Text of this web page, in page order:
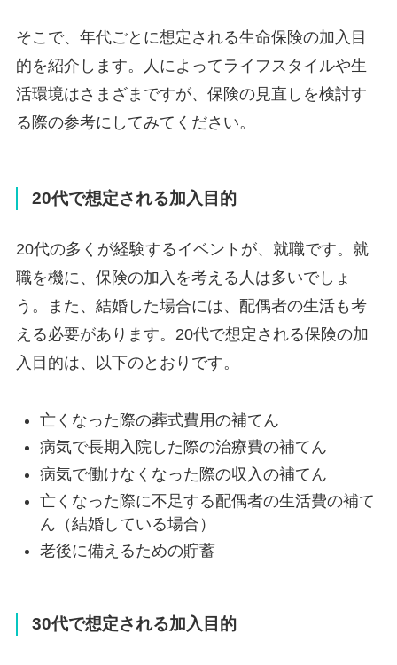
そこで、年代ごとに想定される生命保険の加入目
的を紹介します。人によってライフスタイルや生
活環境はさまざまですが、保険の見直しを検討す
る際の参考にしてみてください。
20代で想定される加入目的
20代の多くが経験するイベントが、就職です。就
職を機に、保険の加入を考える人は多いでしょ
う。また、結婚した場合には、配偶者の生活も考
える必要があります。20代で想定される保険の加
入目的は、以下のとおりです。
亡くなった際の葬式費用の補てん
病気で長期入院した際の治療費の補てん
病気で働けなくなった際の収入の補てん
亡くなった際に不足する配偶者の生活費の補て
ん（結婚している場合）
老後に備えるための貯蓄
30代で想定される加入目的